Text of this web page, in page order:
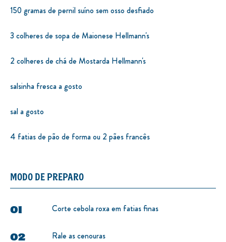
150 gramas de pernil suíno sem osso desfiado
3 colheres de sopa de Maionese Hellmann's
2 colheres de chá de Mostarda Hellmann's
salsinha fresca a gosto
sal a gosto
4 fatias de pão de forma ou 2 pães francês
MODO DE PREPARO
Corte cebola roxa em fatias finas
Rale as cenouras